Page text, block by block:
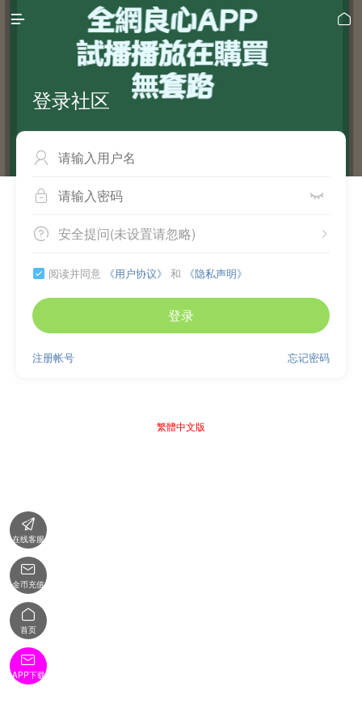
 
登录社区

 
 
安全提问(未设置请忽略)
 阅读并同意 《用户协议》 和 《隐私声明》
登录
忘记密码
注册帐号
繁體中文版

在线客服

金币充值

首页

APP下载